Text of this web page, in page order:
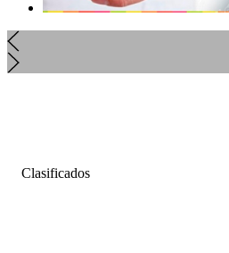
Clasificados